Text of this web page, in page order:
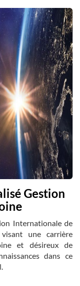
Gestion
Internationale de
visant une carrière
et désireux de
dans ce